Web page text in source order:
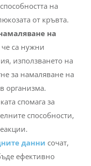
от кръвта.
на
са нужни
използването на
за намаляване на
организма.
спомага за
способности,
данни
ефективно
на съня и